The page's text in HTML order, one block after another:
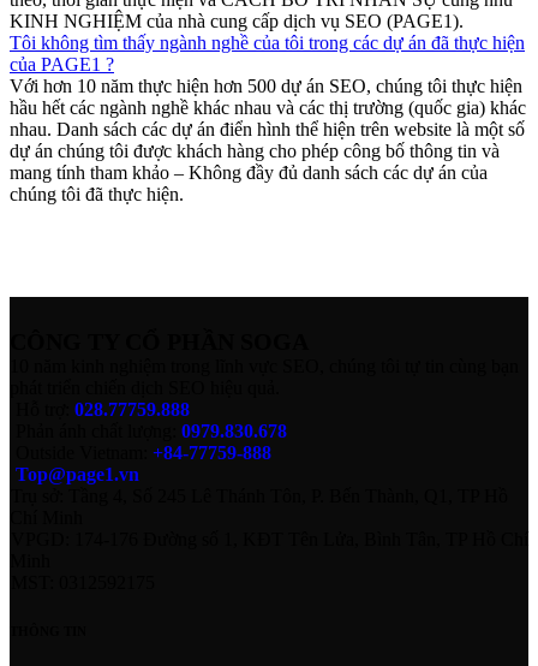
KINH NGHIỆM của nhà cung cấp dịch vụ SEO (PAGE1).
Tôi không tìm thấy ngành nghề của tôi trong các dự án đã thực hiện
của PAGE1 ?
Với hơn 10 năm thực hiện hơn 500 dự án SEO, chúng tôi thực hiện
hầu hết các ngành nghề khác nhau và các thị trường (quốc gia) khác
nhau. Danh sách các dự án điển hình thể hiện trên website là một số
dự án chúng tôi được khách hàng cho phép công bố thông tin và
mang tính tham khảo – Không đầy đủ danh sách các dự án của
chúng tôi đã thực hiện.
028.77759.888
0979.830.678
+84-77759-888
Top@page1.vn